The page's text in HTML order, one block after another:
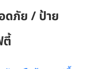
ดภัย / ป้าย
ตี้